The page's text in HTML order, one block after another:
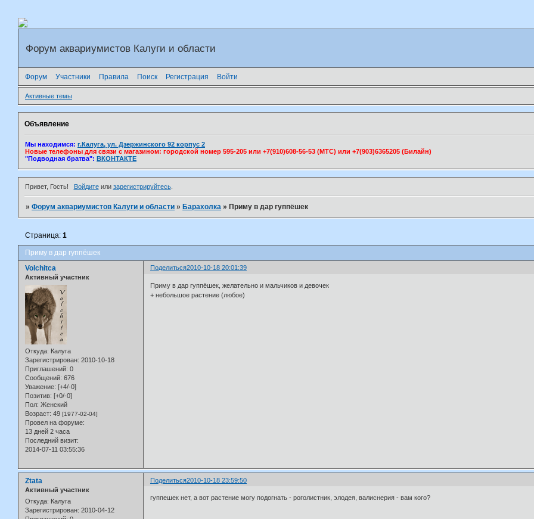
Форум аквариумистов Калуги и области
Форум Участники Правила Поиск Регистрация Войти
Активные темы
Объявление
Мы находимся: г.Калуга, ул. Дзержинского 92 корпус 2
Новые телефоны для связи с магазином: городской номер 595-205 или +7(910)608-56-53 (МТС) или +7(903)6365205 (Билайн)
"Подводная братва": ВКОНТАКТЕ
Привет, Гость! Войдитеили зарегистрируйтесь.
»Форум аквариумистов Калуги и области » Барахолка » Приму в дар гуппёшек
Приму в дар гуппёшек
Страница:1
Поделиться2010-10-18 20:01:39
Volchitca
Активный участник
Откуда: Калуга
Зарегистрирован: 2010-10-18
Приглашений: 0
Сообщений: 676
Уважение: [+4/-0]
Позитив: [+0/-0]
Пол: Женский
Возраст: 49 [1977-02-04]
Провел на форуме:
13 дней 2 часа
Последний визит:
2014-07-11 03:55:36
Приму в дар гуппёшек, желательно и мальчиков и девочек
+ небольшое растение (любое)
Поделиться2010-10-18 23:59:50
Ztata
Активный участник
Откуда: Калуга
Зарегистрирован: 2010-04-12
гуппешек нет, а вот растение могу подогнать - роголистник, элодея, валиснерия - вам кого?